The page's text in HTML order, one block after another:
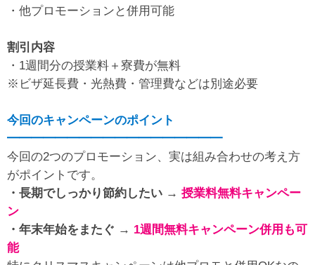
・他プロモーションと併用可能
割引内容
・1週間分の授業料＋寮費が無料
※ビザ延長費・光熱費・管理費などは別途必要
今回のキャンペーンのポイント
━━━━━━━━━━━━━━━━━━
今回の2つのプロモーション、実は組み合わせの考え方
がポイントです。
・長期でしっかり節約したい → 授業料無料キャンペー
ン
・年末年始をまたぐ → 1週間無料キャンペーン併用も可
能